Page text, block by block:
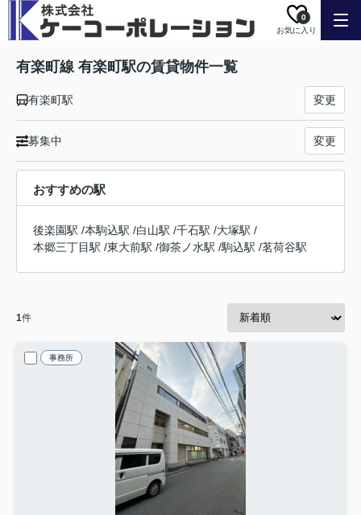
お気に入り
0
有楽町線 有楽町駅の賃貸物件一覧
有楽町駅 変更
募集中 変更
おすすめの駅
後楽園駅 /本駒込駅 /白山駅 /千石駅 /大塚駅 /
本郷三丁目駅 /東大前駅 /御茶ノ水駅 /駒込駅 /茗荷谷駅
1件
事務所